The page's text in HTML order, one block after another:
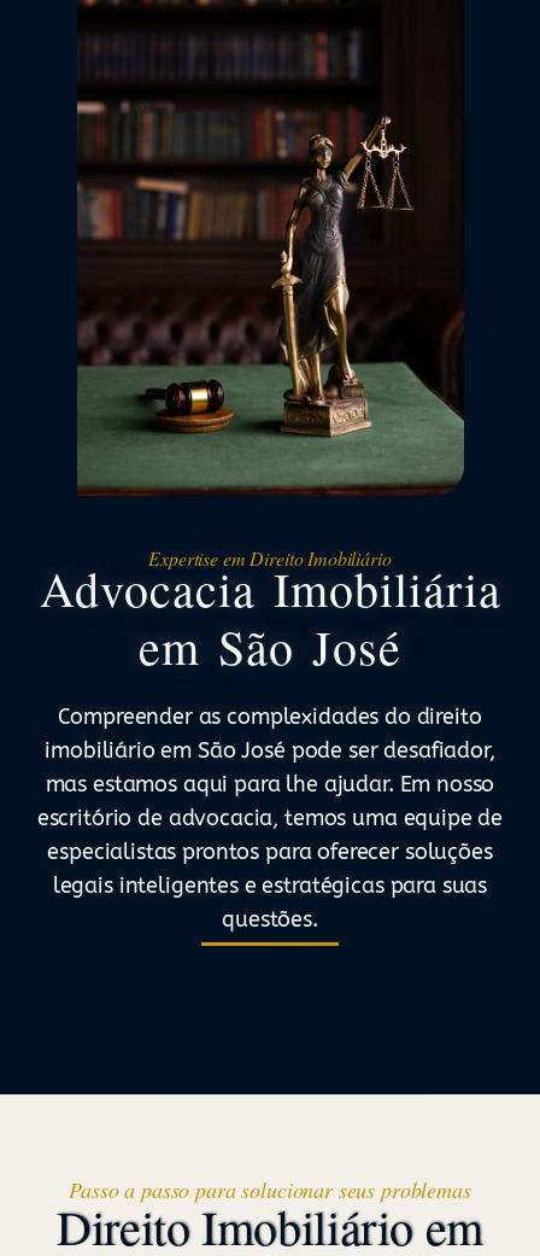
Expertise em Direito Imobiliário
Advocacia Imobiliária
em São José
Compreender as complexidades do direito
imobiliário em São José pode ser desafiador,
mas estamos aqui para lhe ajudar. Em nosso
escritório de advocacia, temos uma equipe de
especialistas prontos para oferecer soluções
legais inteligentes e estratégicas para suas
questões.
Passo a passo para solucionar seus problemas
Direito Imobiliário em